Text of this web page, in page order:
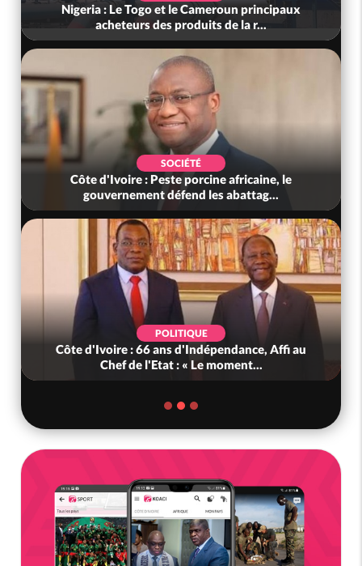
Nigeria : Le Togo et le Cameroun principaux
acheteurs des produits de la r...
SOCIÉTÉ
Côte d'Ivoire : Peste porcine africaine, le
gouvernement défend les abattag...
POLITIQUE
Côte d'Ivoire : 66 ans d'Indépendance, Affi au
Chef de l'Etat : « Le moment...